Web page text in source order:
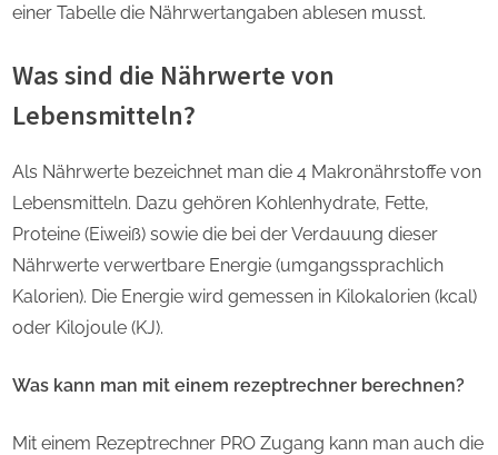
einer Tabelle die Nährwertangaben ablesen musst.
Was sind die Nährwerte von
Lebensmitteln?
Als Nährwerte bezeichnet man die 4 Makronährstoffe von
Lebensmitteln. Dazu gehören Kohlenhydrate, Fette,
Proteine (Eiweiß) sowie die bei der Verdauung dieser
Nährwerte verwertbare Energie (umgangssprachlich
Kalorien). Die Energie wird gemessen in Kilokalorien (kcal)
oder Kilojoule (KJ).
Was kann man mit einem rezeptrechner berechnen?
Mit einem Rezeptrechner PRO Zugang kann man auch die